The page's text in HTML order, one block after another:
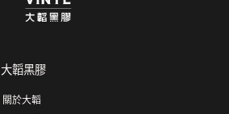
大韜黑膠
關於大韜